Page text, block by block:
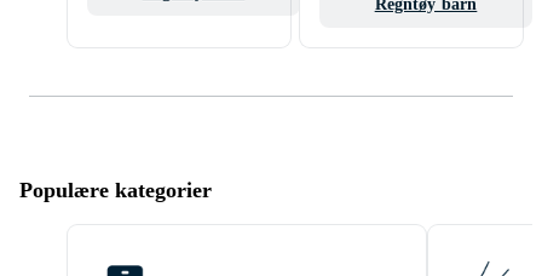
Regntøy barn
Populære kategorier